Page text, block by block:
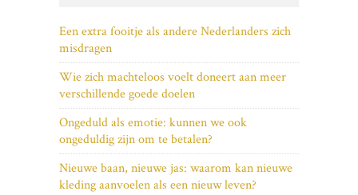
Een extra fooitje als andere Nederlanders zich
misdragen
Wie zich machteloos voelt doneert aan meer
verschillende goede doelen
Ongeduld als emotie: kunnen we ook
ongeduldig zijn om te betalen?
Nieuwe baan, nieuwe jas: waarom kan nieuwe
kleding aanvoelen als een nieuw leven?